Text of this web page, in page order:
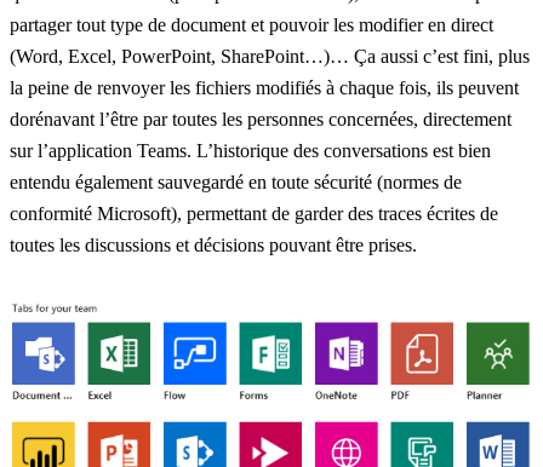
partager tout type de document et pouvoir les modifier en direct
(Word, Excel, PowerPoint, SharePoint…)… Ça aussi c’est fini, plus
la peine de renvoyer les fichiers modifiés à chaque fois, ils peuvent
dorénavant l’être par toutes les personnes concernées, directement
sur l’application Teams. L’historique des conversations est bien
entendu également sauvegardé en toute sécurité (normes de
conformité Microsoft), permettant de garder des traces écrites de
toutes les discussions et décisions pouvant être prises.